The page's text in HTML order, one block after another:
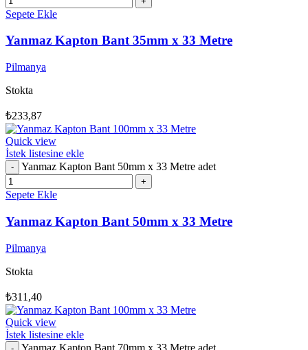
Sepete Ekle
Yanmaz Kapton Bant 35mm x 33 Metre
Pilmanya
Stokta
₺233,87
Quick view
İstek listesine ekle
Yanmaz Kapton Bant 50mm x 33 Metre adet
Sepete Ekle
Yanmaz Kapton Bant 50mm x 33 Metre
Pilmanya
Stokta
₺311,40
Quick view
İstek listesine ekle
Yanmaz Kapton Bant 70mm x 33 Metre adet